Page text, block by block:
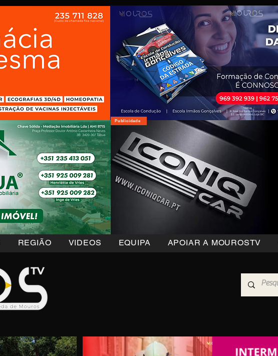
REGIÃO VIDEOS EQUIPA APOIAR A MOUROSTV
Publicidade